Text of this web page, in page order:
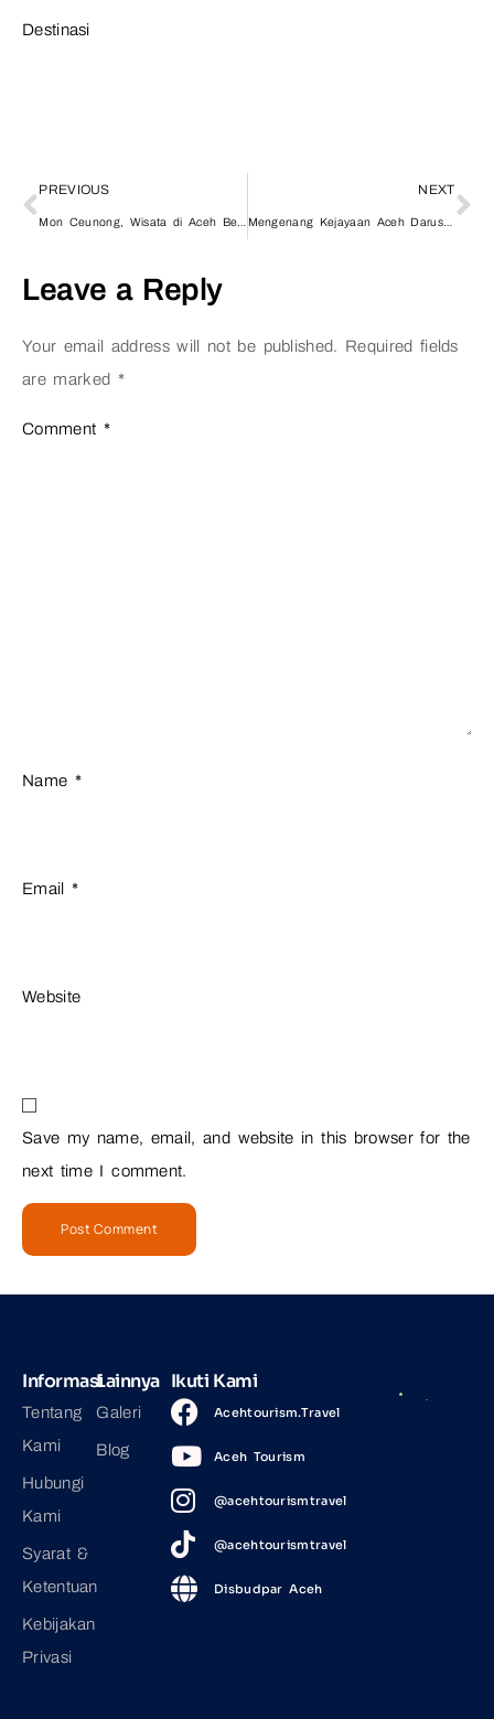
Destinasi
PREVIOUS NEXT
Mengenang Kejayaan Aceh Darussalam di Makam Sultan Iskandar Muda
Leave a Reply
Your email address will not be published. Required fields
are marked *
Comment *
Name *
Email *
Website
Save my name, email, and website in this browser for the
next time I comment.
Informasi
Tentang
Kami
Hubungi
Kami
Syarat &
Ketentuan
Kebijakan
Privasi
Lainnya
Galeri
Blog
Ikuti Kami
Acehtourism.Travel
Aceh Tourism
@acehtourismtravel
@acehtourismtravel
Disbudpar Aceh